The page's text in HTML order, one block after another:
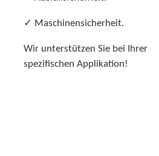
✓ Maschinensicherheit.
Wir unterstützen Sie bei Ihrer
spezifischen Applikation!